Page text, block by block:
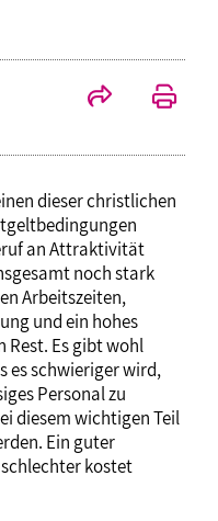
dieser christlichen
an Attraktivität
noch stark
Arbeitszeiten,
und ein hohes
Rest. Es gibt wohl
es schwieriger wird,
Personal zu
diesem wichtigen Teil
Ein guter
kostet